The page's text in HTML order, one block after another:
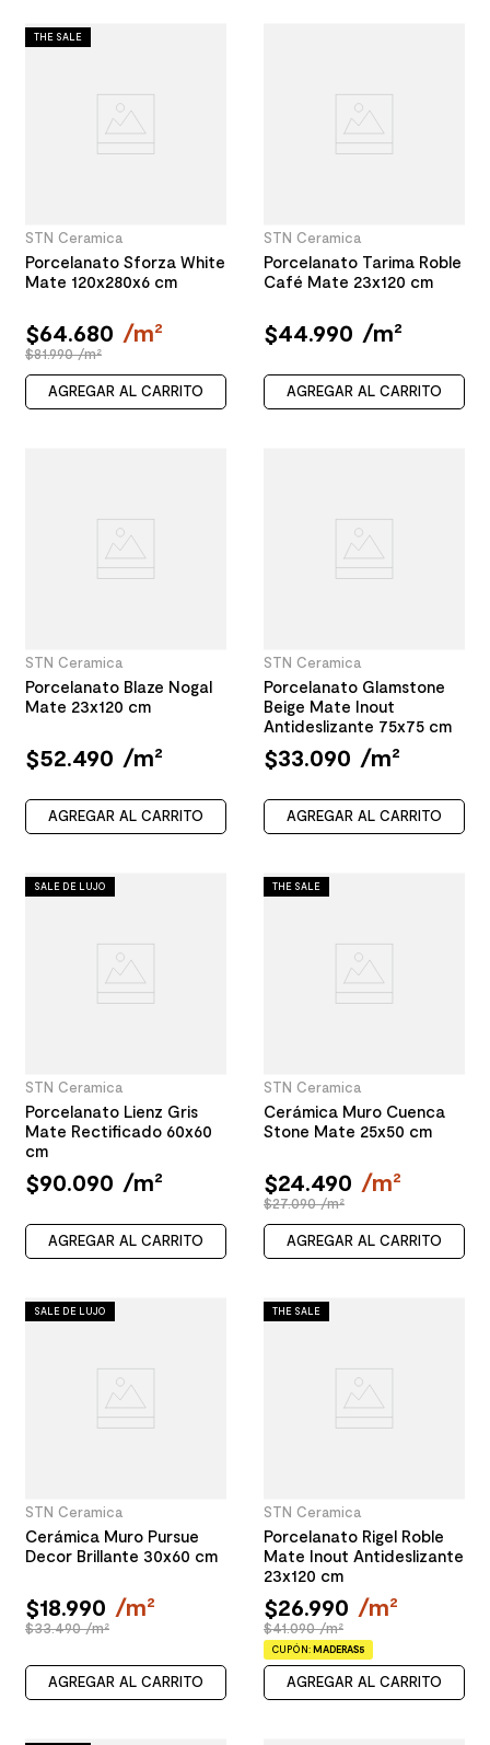
THE SALE
STN Ceramica
Porcelanato Sforza White
Mate 120x280x6 cm
$64.680 /m²
$81.990 /m²
AGREGAR AL CARRITO
STN Ceramica
Porcelanato Tarima Roble
Café Mate 23x120 cm
$44.990 /m²
AGREGAR AL CARRITO
STN Ceramica
Porcelanato Blaze Nogal
Mate 23x120 cm
$52.490 /m²
AGREGAR AL CARRITO
STN Ceramica
Porcelanato Glamstone
Beige Mate Inout
Antideslizante 75x75 cm
$33.090 /m²
AGREGAR AL CARRITO
SALE DE LUJO
STN Ceramica
Porcelanato Lienz Gris
Mate Rectificado 60x60
cm
$90.090 /m²
AGREGAR AL CARRITO
THE SALE
STN Ceramica
Cerámica Muro Cuenca
Stone Mate 25x50 cm
$24.490 /m²
$27.090 /m²
AGREGAR AL CARRITO
SALE DE LUJO
STN Ceramica
Cerámica Muro Pursue
Decor Brillante 30x60 cm
$18.990 /m²
$33.490 /m²
AGREGAR AL CARRITO
THE SALE
STN Ceramica
Porcelanato Rigel Roble
Mate Inout Antideslizante
23x120 cm
$26.990 /m²
$41.090 /m²
CUPÓN:MADERAS5
AGREGAR AL CARRITO